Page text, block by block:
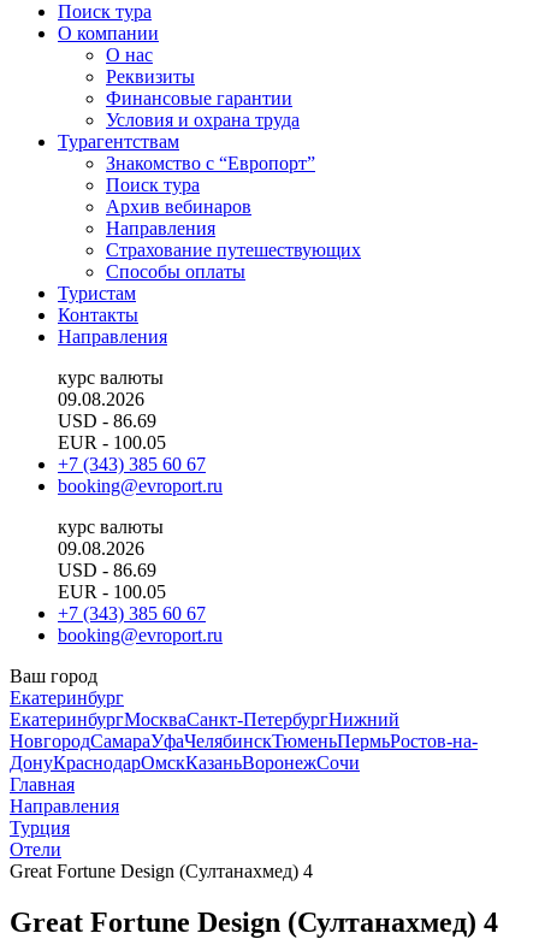
Поиск тура
О компании
О нас
Реквизиты
Финансовые гарантии
Условия и охрана труда
Турагентствам
Знакомство с “Европорт”
Поиск тура
Архив вебинаров
Направления
Страхование путешествующих
Способы оплаты
Туристам
Контакты
Направления
курс валюты
09.08.2026
USD - 86.69
EUR - 100.05
+7 (343) 385 60 67
booking@evroport.ru
курс валюты
09.08.2026
USD - 86.69
EUR - 100.05
+7 (343) 385 60 67
booking@evroport.ru
Ваш город
Екатеринбург
ЕкатеринбургМоскваСанкт-ПетербургНижний
НовгородСамараУфаЧелябинскТюменьПермьРостов-на-
ДонуКраснодарОмскКазаньВоронежСочи
Главная
Направления
Турция
Отели
Great Fortune Design (Султанахмед) 4
Great Fortune Design (Султанахмед) 4